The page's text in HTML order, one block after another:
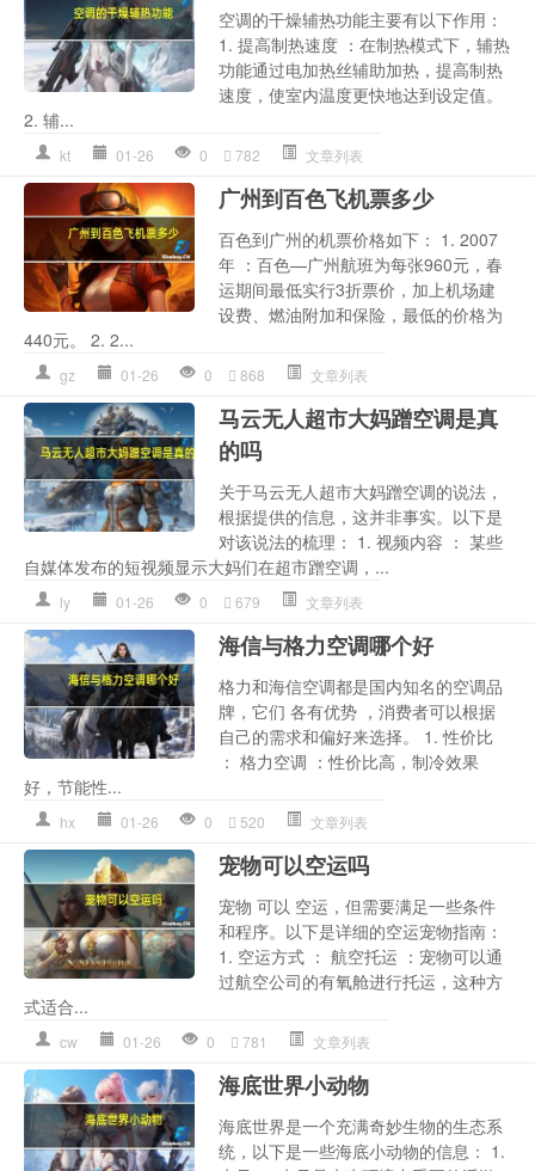
空调的干燥辅热功能主要有以下作用：
1. 提高制热速度 ：在制热模式下，辅热
功能通过电加热丝辅助加热，提高制热
速度，使室内温度更快地达到设定值。
2. 辅...
kt 01-26 0 782 文章列表
广州到百色飞机票多少
百色到广州的机票价格如下： 1. 2007
年 ：百色—广州航班为每张960元，春
运期间最低实行3折票价，加上机场建
设费、燃油附加和保险，最低的价格为
440元。 2. 2...
gz 01-26 0 868 文章列表
马云无人超市大妈蹭空调是真
的吗
关于马云无人超市大妈蹭空调的说法，
根据提供的信息，这并非事实。以下是
对该说法的梳理： 1. 视频内容 ： 某些
自媒体发布的短视频显示大妈们在超市蹭空调，...
ly 01-26 0 679 文章列表
海信与格力空调哪个好
格力和海信空调都是国内知名的空调品
牌，它们 各有优势 ，消费者可以根据
自己的需求和偏好来选择。 1. 性价比
： 格力空调 ：性价比高，制冷效果
好，节能性...
hx 01-26 0 520 文章列表
宠物可以空运吗
宠物 可以 空运，但需要满足一些条件
和程序。以下是详细的空运宠物指南：
1. 空运方式 ： 航空托运 ：宠物可以通
过航空公司的有氧舱进行托运，这种方
式适合...
cw 01-26 0 781 文章列表
海底世界小动物
海底世界是一个充满奇妙生物的生态系
统，以下是一些海底小动物的信息： 1.